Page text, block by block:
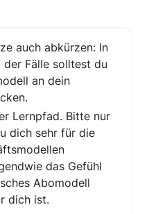
auch abkürzen: In
Fälle solltest du
an dein
Lernpfad. Bitte nur
dich sehr für die
das Gefühl
Abomodell
dich ist.